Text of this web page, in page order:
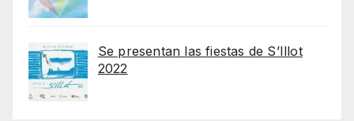
Se presentan las fiestas de S’Illot
2022